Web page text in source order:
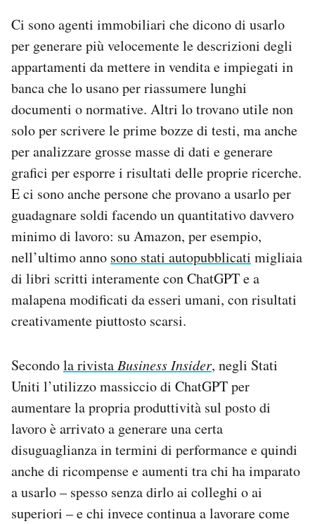
Ci sono agenti immobiliari che dicono di usarlo
per generare più velocemente le descrizioni degli
appartamenti da mettere in vendita e impiegati in
banca che lo usano per riassumere lunghi
documenti o normative. Altri lo trovano utile non
solo per scrivere le prime bozze di testi, ma anche
per analizzare grosse masse di dati e generare
grafici per esporre i risultati delle proprie ricerche.
E ci sono anche persone che provano a usarlo per
guadagnare soldi facendo un quantitativo davvero
minimo di lavoro: su Amazon, per esempio,
nell’ultimo anno sono stati autopubblicati migliaia
di libri scritti interamente con ChatGPT e a
malapena modificati da esseri umani, con risultati
creativamente piuttosto scarsi.
Secondola rivistaBusiness Insider, negli Stati
Uniti l’utilizzo massiccio di ChatGPT per
aumentare la propria produttività sul posto di
lavoro è arrivato a generare una certa
disuguaglianza in termini di performance e quindi
anche di ricompense e aumenti tra chi ha imparato
a usarlo – spesso senza dirlo ai colleghi o ai
superiori – e chi invece continua a lavorare come